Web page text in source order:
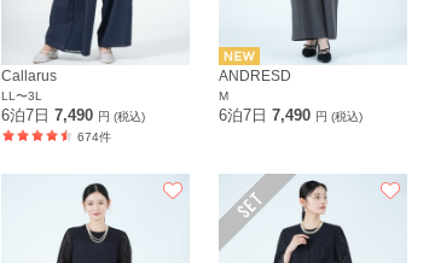
Callarus
LL〜3L
6泊7日 7,490 円 (税込)
674件
ANDRESD
M
6泊7日 7,490 円 (税込)